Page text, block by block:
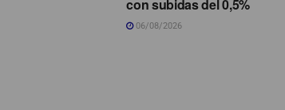
con subidas del 0,5%
06/08/2026